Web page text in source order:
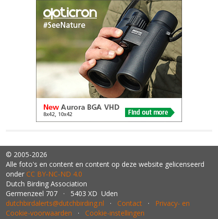
© 2005-2026
Alle foto's en content en content op deze website gelicenseerd
onder CC BY‑NC‑ND 4.0
Dutch Birding Association
Germenzeel 707 · 5403 XD Uden
dutchbirdalerts@dutchbirding.nl · Contact · Privacy- en
Cookie-voorwaarden · Cookie-instellingen